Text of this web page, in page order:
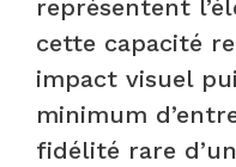
représentent
cette capacité
impact visuel
minimum
fidélité rare